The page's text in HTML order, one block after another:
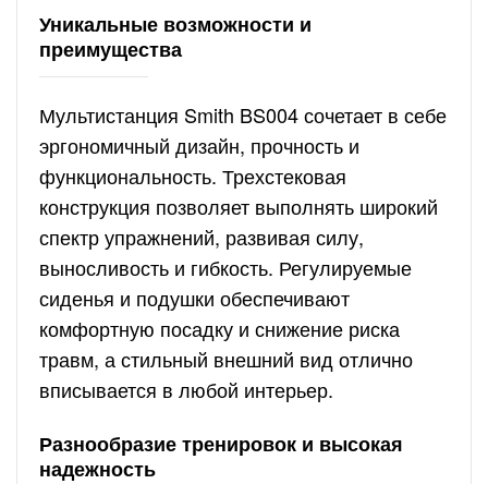
Уникальные возможности и
преимущества
Мультистанция Smith BS004 сочетает в себе
эргономичный дизайн, прочность и
функциональность. Трехстековая
конструкция позволяет выполнять широкий
спектр упражнений, развивая силу,
выносливость и гибкость. Регулируемые
сиденья и подушки обеспечивают
комфортную посадку и снижение риска
травм, а стильный внешний вид отлично
вписывается в любой интерьер.
Разнообразие тренировок и высокая
надежность